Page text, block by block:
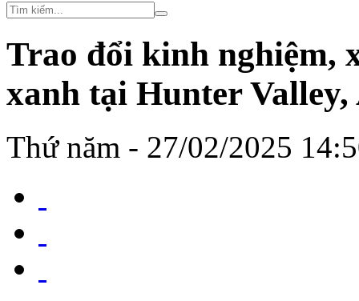
Trao đổi kinh nghiệm,
xanh tại Hunter
Thứ năm - 27/02/2025